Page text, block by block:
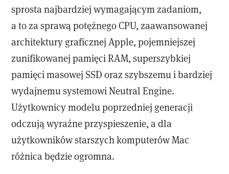
sprosta najbardziej wymagającym zadaniom,
a to za sprawą potężnego CPU, zaawansowanej
architektury graficznej Apple, pojemniejszej
zunifikowanej pamięci RAM, superszybkiej
pamięci masowej SSD oraz szybszemu i bardziej
wydajnemu systemowi Neutral Engine.
Użytkownicy modelu poprzedniej generacji
odczują wyraźne przyspieszenie, a dla
użytkowników starszych komputerów Mac
różnica będzie ogromna.